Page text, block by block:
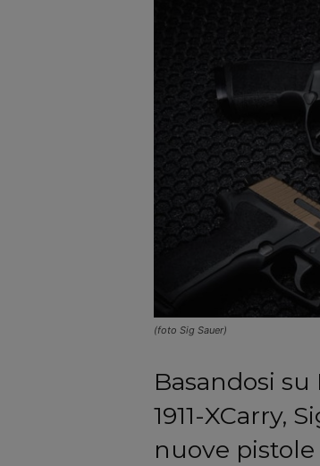
(foto Sig Sauer)
Basandosi su
1911-XCarry,
nuove